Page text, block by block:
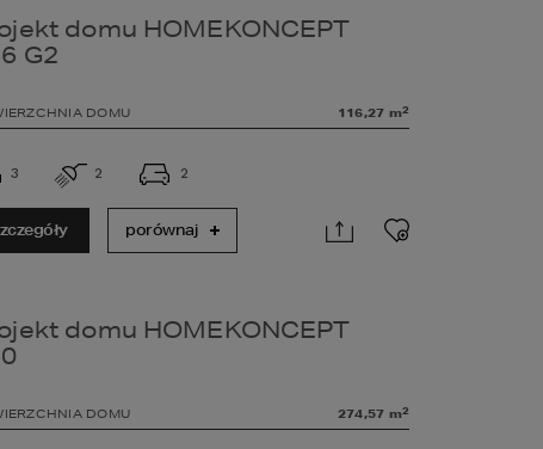
domu HOMEKONCEPT
G2
DOMU 116,27 m2
3 2 2
porównaj
domu HOMEKONCEPT
DOMU 274,57 m2